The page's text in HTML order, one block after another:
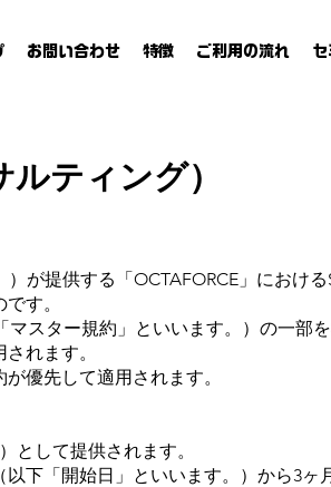
お問い合わせ 特徴 ご利用の流れ セ
ティング）
が提供する「OCTAFORCE」におけ
す。
スター規約」といいます。）の一部
れます。
優先して適用されます。
として提供されます。
下「開始日」といいます。）から3ヶ